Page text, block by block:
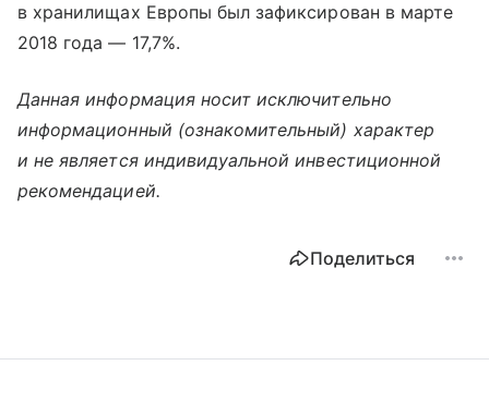
в хранилищах Европы был зафиксирован в марте
2018 года — 17,7%.
Данная информация носит исключительно
информационный (ознакомительный) характер
и не является индивидуальной инвестиционной
рекомендацией.
Поделиться